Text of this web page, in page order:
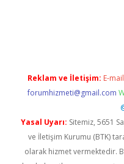
Reklam ve İletişim: E-
forumhizmeti@gmail.com
Yasal Uyarı: Sitemiz, 5651
ve İletişim Kurumu (BTK)
olarak hizmet vermektedir.